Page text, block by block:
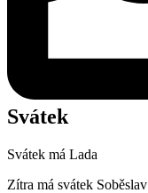
Svátek
Svátek má Lada
Zítra má svátek Soběslav